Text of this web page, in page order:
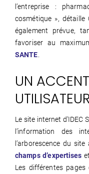
l’entreprise :
cosmétique », détaille
également prévue,
favoriser au
SANTE.
UN ACCENT
UTILISATEUR
Le site internet d’IDEC
l’information des
l’arborescence du
champs d’expertises
Les différentes